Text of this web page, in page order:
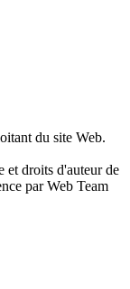
du site Web.
et droits d'auteur de
par Web Team